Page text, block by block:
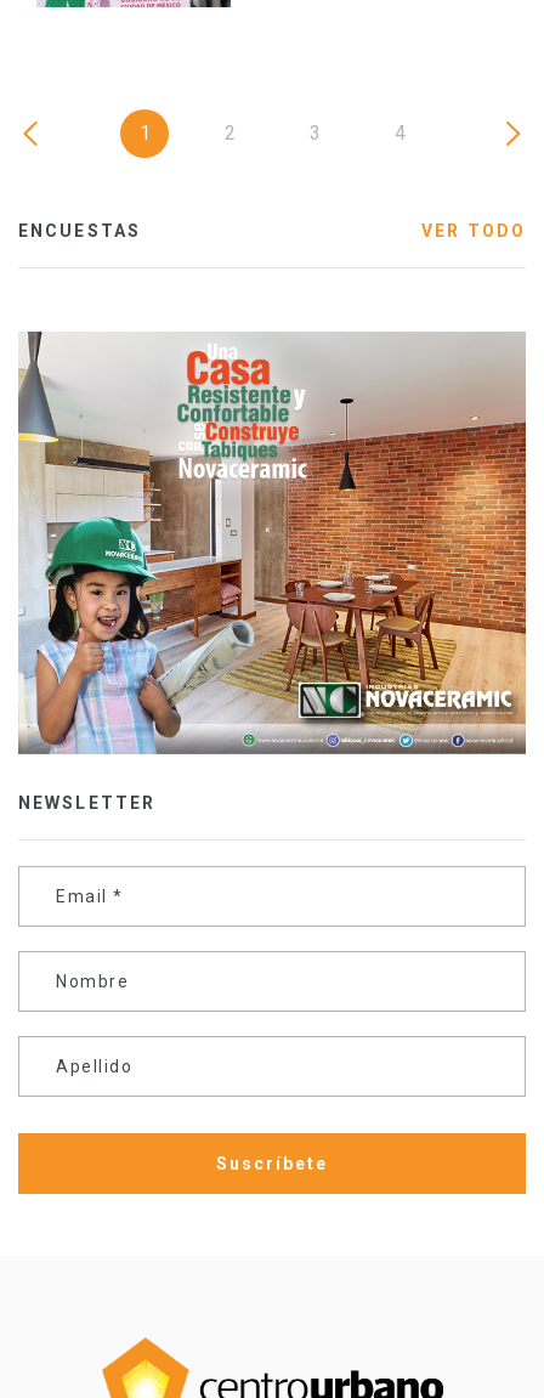
1 2 3 4
ENCUESTAS VER TODO
NEWSLETTER
Email *
Nombre
Apellido